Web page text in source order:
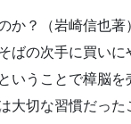
か？（岩崎信也著
ばの次手に買い
いうことで樟脳
大切な習慣だった